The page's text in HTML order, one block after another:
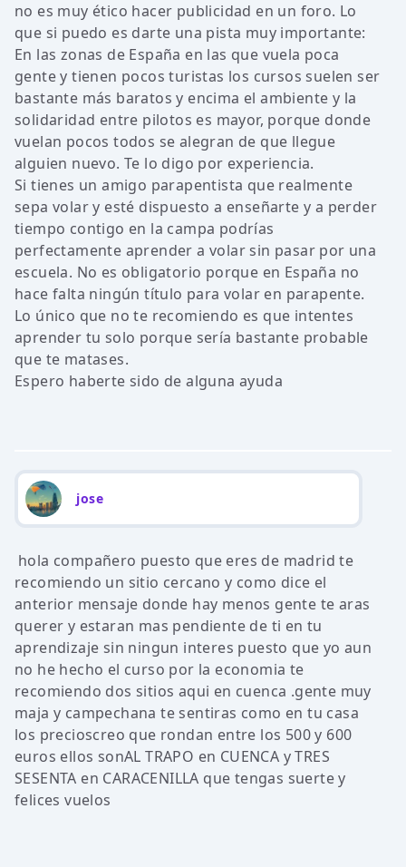
no es muy ético hacer publicidad en un foro. Lo
que si puedo es darte una pista muy importante:
En las zonas de España en las que vuela poca
gente y tienen pocos turistas los cursos suelen ser
bastante más baratos y encima el ambiente y la
solidaridad entre pilotos es mayor, porque donde
vuelan pocos todos se alegran de que llegue
alguien nuevo. Te lo digo por experiencia.
Si tienes un amigo parapentista que realmente
sepa volar y esté dispuesto a enseñarte y a perder
tiempo contigo en la campa podrías
perfectamente aprender a volar sin pasar por una
escuela. No es obligatorio porque en España no
hace falta ningún título para volar en parapente.
Lo único que no te recomiendo es que intentes
aprender tu solo porque sería bastante probable
que te matases.
Espero haberte sido de alguna ayuda
jose
hola compañero puesto que eres de madrid te
recomiendo un sitio cercano y como dice el
anterior mensaje donde hay menos gente te aras
querer y estaran mas pendiente de ti en tu
aprendizaje sin ningun interes puesto que yo aun
no he hecho el curso por la economia te
recomiendo dos sitios aqui en cuenca .gente muy
maja y campechana te sentiras como en tu casa
los precioscreo que rondan entre los 500 y 600
euros ellos sonAL TRAPO en CUENCA y TRES
SESENTA en CARACENILLA que tengas suerte y
felices vuelos